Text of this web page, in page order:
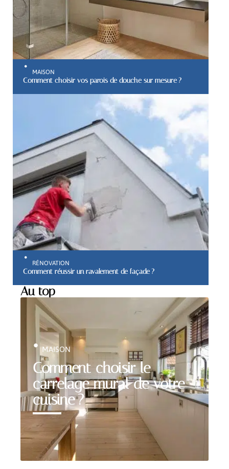
MAISON
Comment choisir vos parois de douche sur mesure ?
RÉNOVATION
Comment réussir un ravalement de façade ?
Au top
Comment choisir le
carrelage mural de votre
cuisine ?
MAISON